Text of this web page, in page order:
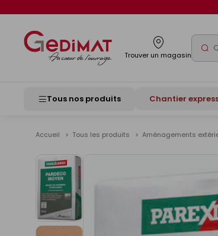
Trouver un magasin
Tous nos produits Chantier
Accueil Tous les produits Aménagements